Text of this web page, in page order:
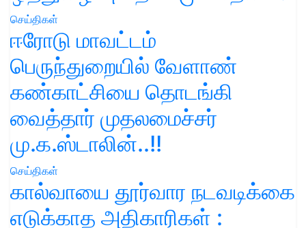
செய்திகள்
ஈரோடு மாவட்டம்
பெருந்துறையில் வேளாண்
கண்காட்சியை தொடங்கி
வைத்தார் முதலமைச்சர்
மு.க.ஸ்டாலின்..!!
செய்திகள்
கால்வாயை தூர்வார நடவடிக்கை
எடுக்காத அதிகாரிகள் :